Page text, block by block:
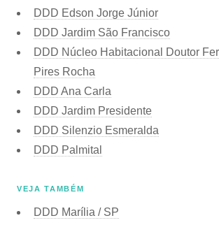
DDD Edson Jorge Júnior
DDD Jardim São Francisco
DDD Núcleo Habitacional Doutor
Pires Rocha
DDD Ana Carla
DDD Jardim Presidente
DDD Silenzio Esmeralda
DDD Palmital
VEJA TAMBÉM
DDD Marília / SP